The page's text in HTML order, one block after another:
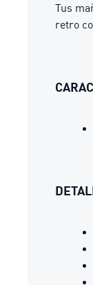
Tus
retro